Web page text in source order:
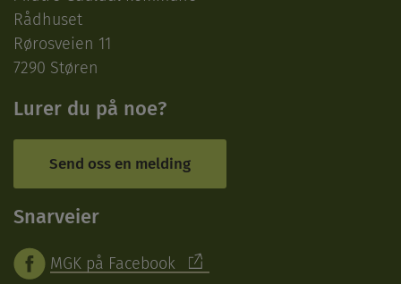
Rådhuset
Rørosveien 11
7290 Støren
Lurer du på noe?
Send oss en melding
Snarveier
MGK på Facebook